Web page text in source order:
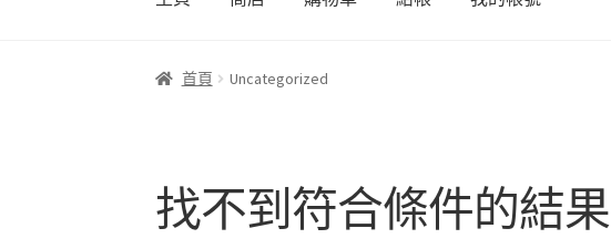
首頁商店 我的帳號 結帳
首頁 Uncategorized
找不到符合條件的結果